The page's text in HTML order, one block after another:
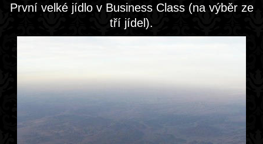
První velké jídlo v Business Class (na výběr ze
tří jídel).